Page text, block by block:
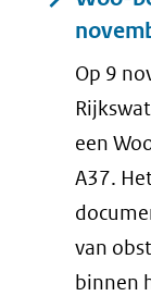
Op 9
een
A37.
van
binnen